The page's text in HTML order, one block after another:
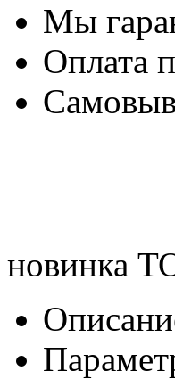
Мы
Оплата
новинка